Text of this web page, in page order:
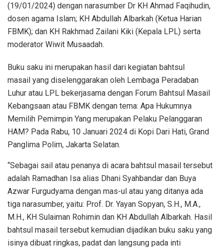
(19/01/2024) dengan narasumber Dr KH Ahmad Faqihudin,
dosen agama Islam; KH Abdullah Albarkah (Ketua Harian
FBMK); dan KH Rakhmad Zailani Kiki (Kepala LPL) serta
moderator Wiwit Musaadah.
Buku saku ini merupakan hasil dari kegiatan bahtsul
masail yang diselenggarakan oleh Lembaga Peradaban
Luhur atau LPL bekerjasama dengan Forum Bahtsul Masail
Kebangsaan atau FBMK dengan tema: Apa Hukumnya
Memilih Pemimpin Yang merupakan Pelaku Pelanggaran
HAM? Pada Rabu, 10 Januari 2024 di Kopi Dari Hati, Grand
Panglima Polim, Jakarta Selatan.
“Sebagai sail atau penanya di acara bahtsul masail tersebut
adalah Ramadhan Isa alias Dhani Syahbandar dan Buya
Azwar Furgudyama dengan mas-ul atau yang ditanya ada
tiga narasumber, yaitu: Prof. Dr. Yayan Sopyan, S.H., M.A.,
M.H., KH Sulaiman Rohimin dan KH Abdullah Albarkah. Hasil
bahtsul masail tersebut kemudian dijadikan buku saku yang
isinya dibuat ringkas, padat dan langsung pada inti